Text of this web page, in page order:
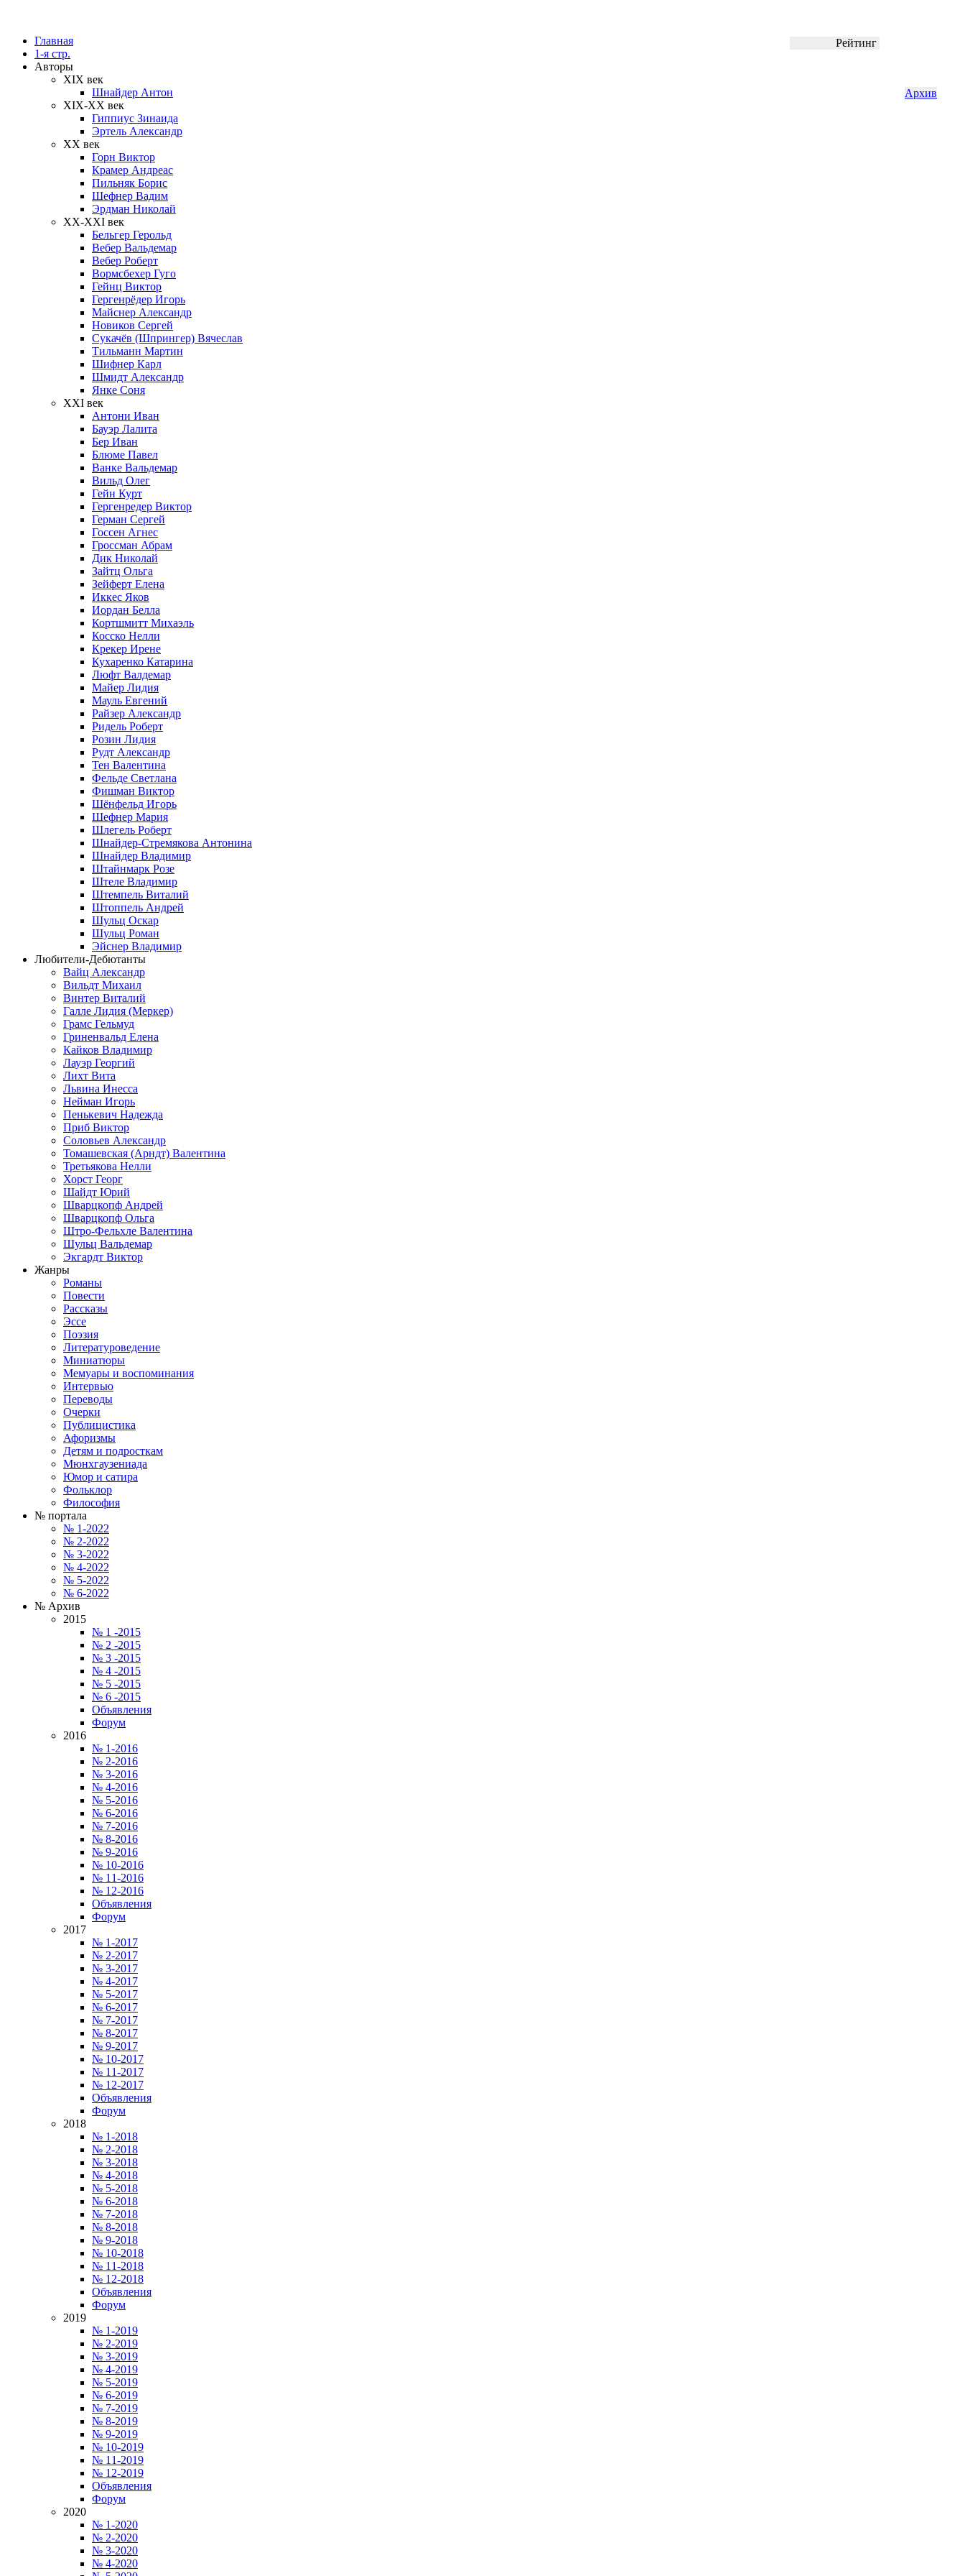
Главная
1-я стр.
Авторы
XIX век
Шнайдер Антон
XIX-XX век
Гиппиус Зинаида
Эртель Александр
XX век
Горн Виктор
Крамер Андреас
Пильняк Борис
Шефнер Вадим
Эрдман Николай
ХХ-XXI век
Бельгер Герольд
Вебер Вальдемар
Вебер Роберт
Вормсбехер Гуго
Гейнц Виктор
Гергенрёдер Игорь
Майснер Александр
Новиков Сергей
Сукачёв (Шпрингер) Вячеслав
Тильманн Мартин
Шифнер Карл
Шмидт Александр
Янке Соня
XXI век
Антони Иван
Бауэр Лалита
Бер Иван
Блюме Павел
Ванке Вальдемар
Вильд Олег
Гейн Курт
Гергенредер Виктор
Герман Сергей
Госсен Агнес
Гроссман Абрам
Дик Николай
Зайтц Ольга
Зейферт Елена
Иккес Яков
Иордан Белла
Кортшмитт Михаэль
Косско Нелли
Крекер Ирене
Кухаренко Катарина
Люфт Валдемaр
Майер Лидия
Мауль Евгений
Райзер Александр
Ридель Роберт
Розин Лидия
Рудт Александр
Тен Валентина
Фельде Светлана
Фишман Виктор
Шёнфельд Игорь
Шефнер Мария
Шлегель Роберт
Шнайдер-Стремякова Антонина
Шнайдер Владимир
Штайнмарк Розe
Штеле Владимир
Штемпель Виталий
Штоппель Андрей
Шульц Оскар
Шульц Роман
Эйснер Владимир
Любители-Дебютанты
Вайц Александр
Вильдт Михаил
Винтер Виталий
Галле Лидия (Меркер)
Грамс Гельмуд
Гриненвальд Елена
Кайков Владимир
Лауэр Георгий
Лихт Вита
Львина Инесса
Нейман Игорь
Пенькевич Надежда
Приб Виктор
Соловьев Александр
Томашевская (Арндт) Валентина
Третьякова Нелли
Хорст Георг
Шайдт Юрий
Шварцкопф Андрей
Шварцкопф Ольга
Штро-Фельхле Валентина
Шульц Вальдемар
Экгардт Виктор
Жанры
Романы
Повести
Рассказы
Эссе
Поэзия
Литературоведение
Миниатюры
Мемуары и воспоминания
Интервью
Переводы
Очерки
Публицистика
Афоризмы
Детям и подросткам
Мюнхгаузениада
Юмор и сатира
Фольклор
Философия
№ портала
№ 1-2022
№ 2-2022
№ 3-2022
№ 4-2022
№ 5-2022
№ 6-2022
№ Архив
2015
№ 1 -2015
№ 2 -2015
№ 3 -2015
№ 4 -2015
№ 5 -2015
№ 6 -2015
Объявления
Форум
2016
№ 1-2016
№ 2-2016
№ 3-2016
№ 4-2016
№ 5-2016
№ 6-2016
№ 7-2016
№ 8-2016
№ 9-2016
№ 10-2016
№ 11-2016
№ 12-2016
Объявления
Форум
2017
№ 1-2017
№ 2-2017
№ 3-2017
№ 4-2017
№ 5-2017
№ 6-2017
№ 7-2017
№ 8-2017
№ 9-2017
№ 10-2017
№ 11-2017
№ 12-2017
Объявления
Форум
2018
№ 1-2018
№ 2-2018
№ 3-2018
№ 4-2018
№ 5-2018
№ 6-2018
№ 7-2018
№ 8-2018
№ 9-2018
№ 10-2018
№ 11-2018
№ 12-2018
Объявления
Форум
2019
№ 1-2019
№ 2-2019
№ 3-2019
№ 4-2019
№ 5-2019
№ 6-2019
№ 7-2019
№ 8-2019
№ 9-2019
№ 10-2019
№ 11-2019
№ 12-2019
Объявления
Форум
2020
№ 1-2020
№ 2-2020
№ 3-2020
№ 4-2020
Рейтинг
Архив